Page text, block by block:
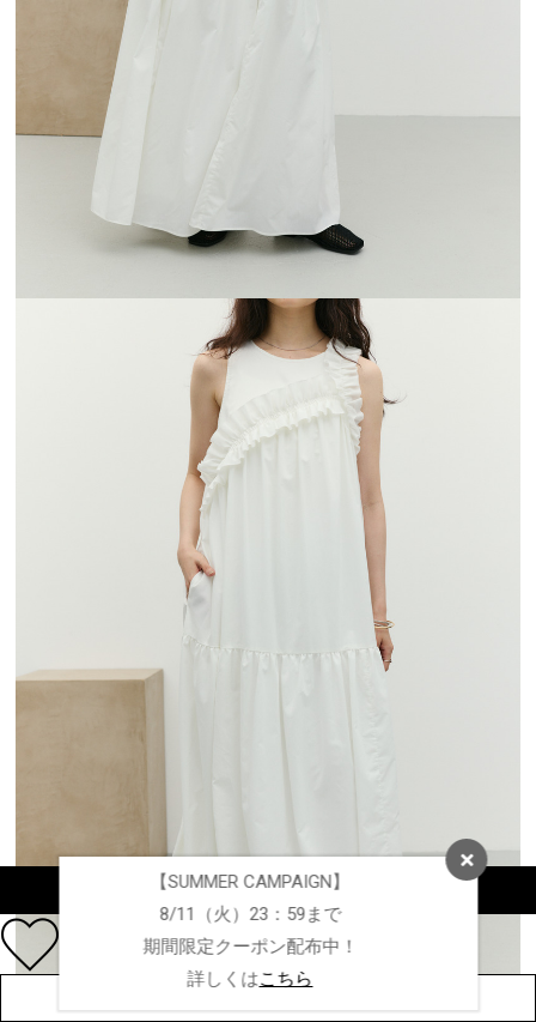
カラー・サイズを選択する
【SUMMER CAMPAIGN】
8/11（火）23：59まで
期間限定クーポン配布中！
詳しくはこちら